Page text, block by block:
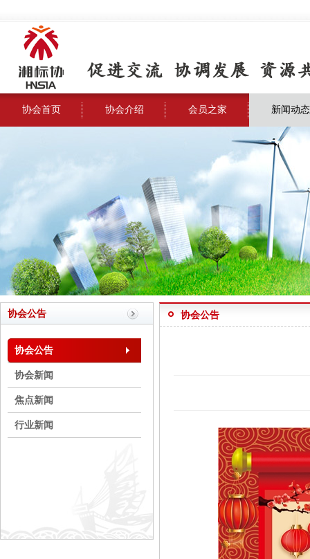
协会首页 协会介绍 会员之家 新闻动态
协会公告
协会公告
协会新闻
焦点新闻
行业新闻
协会公告